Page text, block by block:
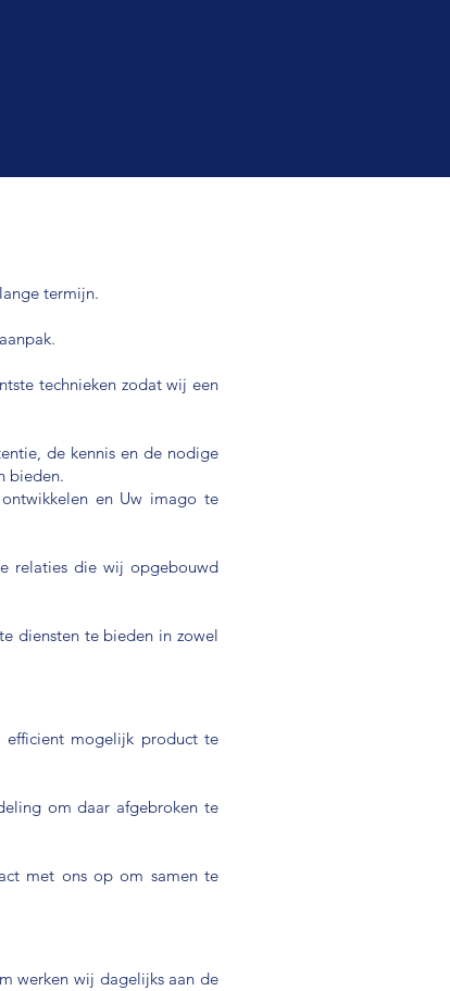
termijn.
technieken zodat wij een
de kennis en de nodige
bieden.
en Uw imago te
relaties die wij opgebouwd
diensten te bieden in zowel
efficient mogelijk product te
om daar afgebroken te
met ons op om samen te
werken wij dagelijks aan de